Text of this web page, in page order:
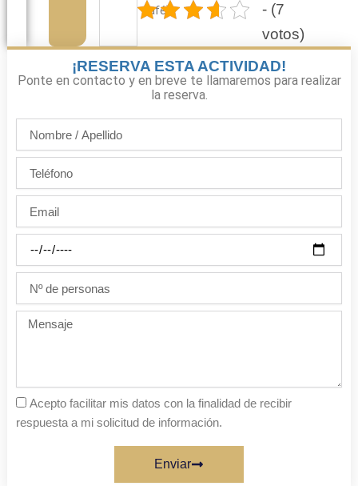
café).
- (7
votos)
¡RESERVA ESTA ACTIVIDAD!
Ponte en contacto y en breve te llamaremos para realizar
la reserva.
Apellido
la
fiesta
personas
Mensaje
Acepto facilitar mis datos con la finalidad de recibir
respuesta a mi solicitud de información.
Enviar